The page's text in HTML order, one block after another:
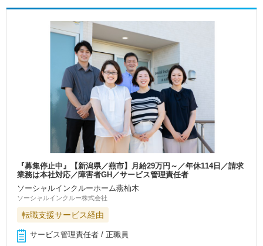
『募集停止中』【新潟県／燕市】月給29万円～／年休114日／請求
業務は本社対応／障害者GH／サービス管理責任者
ソーシャルインクルーホーム燕杣木
ソーシャルインクルー株式会社
転職支援サービス経由
サービス管理責任者 / 正職員